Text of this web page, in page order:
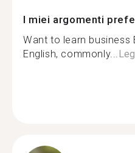
I miei argomenti
Want to learn business
English, commonly...